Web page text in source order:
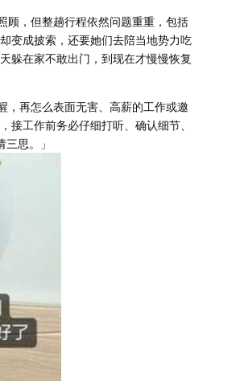
顾，但整趟行程依然问题重重，包括
变成披索，还要她们去陪当地势力吃
躲在家不敢出门，到现在才慢慢恢复
，再怎么表面无害、高薪的工作或邀
工作前务必仔细打听、确认细节、
思。」